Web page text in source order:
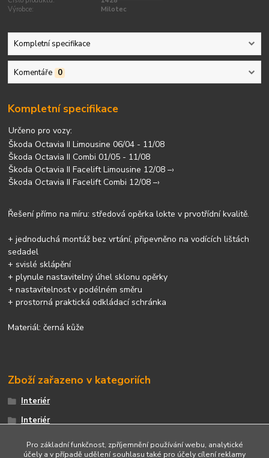
Výrobce:
Milotec
Kompletní specifikace
Komentáře 0
Kompletní specifikace
Určeno pro vozy:
Škoda Octavia II Limousine 06/04 - 11/08
Škoda Octavia II Combi 01/05 - 11/08
Škoda Octavia II Facelift Limousine 12/08 –›
Škoda Octavia II Facelift Combi 12/08 –›
Řešení přímo na míru: středová opěrka lokte v prvotřídní kvalitě.
+ jednoduchá montáž bez vrtání, připevněno na vodících lištách
sedadel
+ svislé sklápění
+ plynule nastavitelný úhel sklonu opěrky
+ nastavitelnost v podélném směru
+ prostorná praktická odkládací schránka
Materiál: černá kůže
Zboží zařazeno v kategoriích
Interiér
Interiér
Pro základní funkčnost, zpříjemnění používání webu, analytické
účely a v případě udělení souhlasu také pro účely cílení reklamy